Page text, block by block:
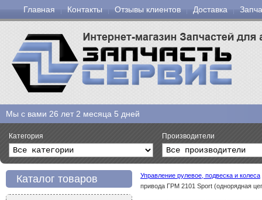
Главная Контакты Отзывы клиентов Доставка
Мы с вами 26 лет 2 месяца 5 дней
Категория Производители
Каталог товаров
Управление рулевое, подвеска и колеса
привода ГРМ 2101 Sport (однорядная